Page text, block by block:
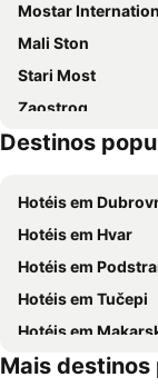
Mostar
Mali Ston
Stari Most
Zaostrog
Orebic beach
Stari grad
Tucepi Promenade
Shrine of
Destinos
Hotéis em
Hotéis em Hvar
Hotéis em
Hotéis em Tučepi
Hotéis em
Mais destinos